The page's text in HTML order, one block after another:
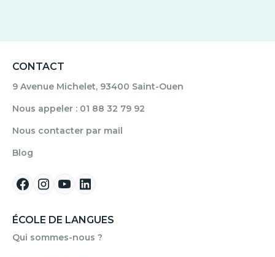
CONTACT
9 Avenue Michelet, 93400 Saint-Ouen
Nous appeler : 01 88 32 79 92
Nous contacter par mail
Blog
ÉCOLE DE LANGUES
Qui sommes-nous ?